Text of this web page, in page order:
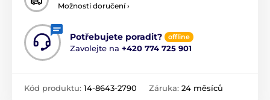
Možnosti doručení ›
Potřebujete poradit? offline
Zavolejte na +420 774 725 901
Kód produktu: 14-8643-2790 Záruka: 24 měsíců